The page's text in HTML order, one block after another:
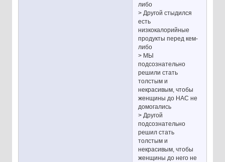
либо
> Другой стыдился
есть
низкокалорийные
продукты перед кем-
либо
> МЫ
подсознательно
решили стать
толстым и
некрасивым, чтобы
женщины до НАС не
домогались
> Другой
подсознательно
решил стать
толстым и
некрасивым, чтобы
женщины до него не